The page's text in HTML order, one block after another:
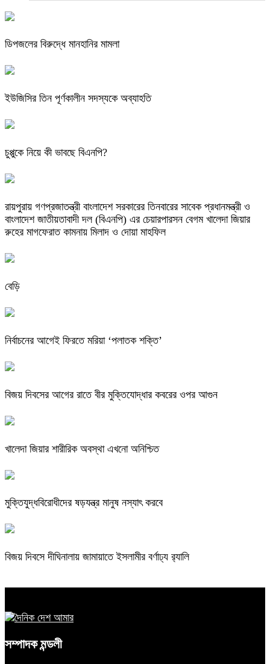
ডিপজলের বিরুদ্ধে মানহানির মামলা
ইউজিসির তিন পূর্ণকালীন সদস্যকে অব্যাহতি
চুপ্পুকে নিয়ে কী ভাবছে বিএনপি?
রায়পুরায় গণপ্রজাতন্ত্রী বাংলাদেশ সরকারের তিনবারের সাবেক প্রধানমন্ত্রী ও
বাংলাদেশ জাতীয়তাবাদী দল (বিএনপি) এর চেয়ারপারসন বেগম খালেদা জিয়ার
রুহের মাগফেরাত কামনায় মিলাদ ও দোয়া মাহফিল
বেড়ি
নির্বাচনের আগেই ফিরতে মরিয়া ‘পলাতক শক্তি’
বিজয় দিবসের আগের রাতে বীর মুক্তিযোদ্ধার কবরের ওপর আগুন
খালেদা জিয়ার শারীরিক অবস্থা এখনো অনিশ্চিত
মুক্তিযুদ্ধবিরোধীদের ষড়যন্ত্র মানুষ নস্যাৎ করবে
বিজয় দিবসে দীঘিনালায় জামায়াতে ইসলামীর বর্ণাঢ্য র‍্যালি
সম্পাদক মন্ডলী